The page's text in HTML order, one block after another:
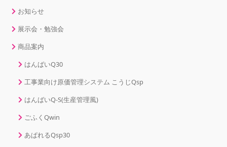
お知らせ
展示会・勉強会
商品案内
はんばいQ30
工事業向け原価管理システム こうじQsp
はんばいQ-S(生産管理風)
ごふくQwin
あぱれるQsp30